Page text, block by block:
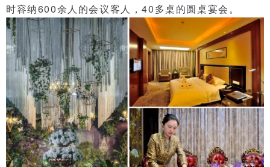
时容纳600余人的会议客人，40多桌的圆桌宴会。